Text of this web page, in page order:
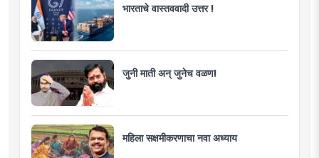
भारताचे वास्तववादी उत्तर !
जुनी माती अन् जुनेच वळण!
महिला सक्षमीकरणाचा नवा अध्याय